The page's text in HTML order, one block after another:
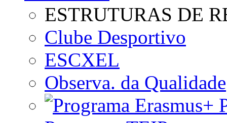
ESTRUTURAS DE
Clube Desportivo
ESCXEL
Observa. da Qualidade